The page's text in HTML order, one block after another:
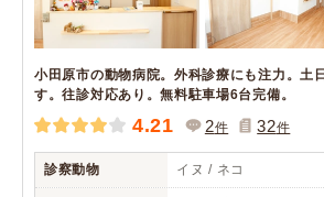
小田原市の動物病院。外科診療にも注力。土
す。往診対応あり。無料駐車場6台完備。
4.21 2件 32件
診察動物 イヌ / ネコ